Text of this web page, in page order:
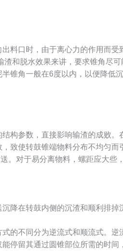
料口时，由于离心力的作用而
和脱水效果来讲，要求锥角尽
锥角一般在6度以内，以便降低
构参数，直接影响输渣的成败
致使转鼓锥端物料分布不均匀
。对于易分离物料，螺距应大些
降在转鼓内侧的沉渣和顺利排
的不同分为逆流式和顺流式。
停留其通过圆锥部位所需的时